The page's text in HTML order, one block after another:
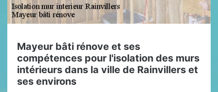
Mayeur bâti rénove et ses
compétences pour l'isolation des murs
intérieurs dans la ville de Rainvillers et
ses environs